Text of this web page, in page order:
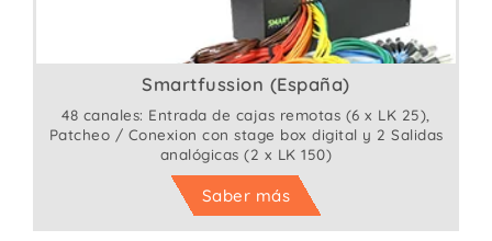
Smartfussion (España)
48 canales: Entrada de cajas remotas (6 x LK 25),
Patcheo / Conexion con stage box digital y 2 Salidas
analógicas (2 x LK 150)
Saber más